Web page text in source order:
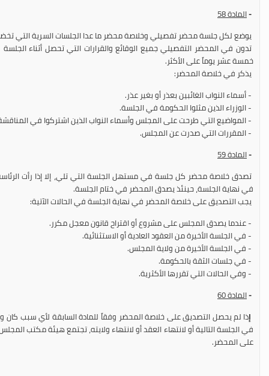
-المادة
يوضع لكل جلسة محضر تفصيلي وخلاصة محضر ما عدا الجلسات السرية التي
تدون في المحضر التفصيلي جميع الوقائع والقرارات التي تحصل أثناء
خمسة عشر يوماً على الأكثر.
يذكر في خلاصة المحضر:
- أسماء النواب الغائبين بعذر أو بغير عذر.
- الوزراء الذين مثلوا الحكومة في الجلسة.
- المواضيع التي طرحت على المجلس وأسماء النواب الذين اشتركوا في
- المقررات التي صدرت عن المجلس.
-المادة
تصدق خلاصة محضر كل جلسة في مستهل الجلسة التي تلي، إلا إذا رأت
في نهاية الجلسة، حينئذ يصدق المحضر في ختام الجلسة.
يجب التصديق على خلاصة المحضر في نهاية الجلسة في الحالات الآتية:
- عندما يصدق المجلس على مشروع أو اقتراح قانون معجل مكرر.
- في الجلسة الأخيرة من العقود العادية أو الاستثنائية.
- في الجلسة الأخيرة من ولاية المجلس.
- في جلسات الثقة بالحكومة.
- وفي الحالات التي تقررها الأكثرية.
-المادة
إذا لم يحصل التصديق على خلاصة المحضر وفقاً للمادة السابقة لأي سبب كان
في الجلسة التالية أو لانتهاء العقد أو لانتهاء ولايته، تجتمع هيئة مكتب
على المحضر.